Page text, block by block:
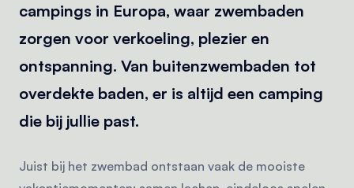
campings in Europa, waar zwembaden
zorgen voor verkoeling, plezier en
ontspanning. Van buitenzwembaden tot
overdekte baden, er is altijd een camping
die bij jullie past.
Juist bij het zwembad ontstaan vaak de mooiste